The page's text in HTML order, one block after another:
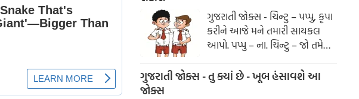
ડોલે શોલે ની વાત આવે છે તો નામ
સૌથી પહેલા સલમાન ખાનનુ આવે
છે.
ગુજરાતી જોક્સ - ચિન્ટુ – પપ્પુ, કૃપા
કરીને આજે મને તમારી સાયકલ
આપો. પપ્પુ – ના. ચિન્ટુ – જો તમે
મને સાયકલ નહીં આપો તો મને દુઃખ
થશે.
ગુજરાતી જોક્સ - તુ ક્યાં છે - ખૂબ હંસાવશે આ
જોક્સ